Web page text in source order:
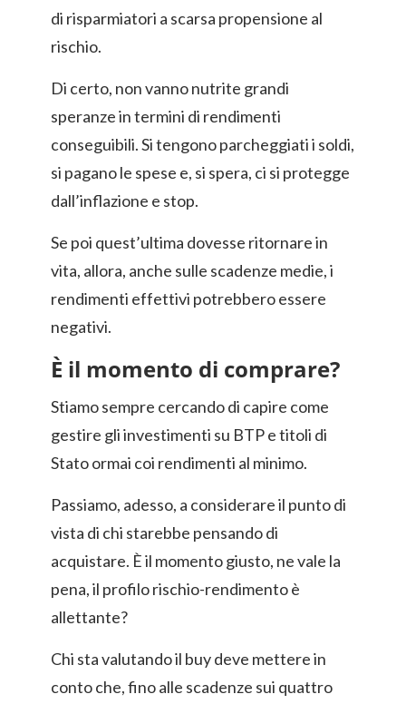
di risparmiatori a scarsa propensione al
rischio.
Di certo, non vanno nutrite grandi
speranze in termini di rendimenti
conseguibili. Si tengono parcheggiati i soldi,
si pagano le spese e, si spera, ci si protegge
dall’inflazione e stop.
Se poi quest’ultima dovesse ritornare in
vita, allora, anche sulle scadenze medie, i
rendimenti effettivi potrebbero essere
negativi.
È il momento di comprare?
Stiamo sempre cercando di capire come
gestire gli investimenti su BTP e titoli di
Stato ormai coi rendimenti al minimo.
Passiamo, adesso, a considerare il punto di
vista di chi starebbe pensando di
acquistare. È il momento giusto, ne vale la
pena, il profilo rischio-rendimento è
allettante?
Chi sta valutando il buy deve mettere in
conto che, fino alle scadenze sui quattro